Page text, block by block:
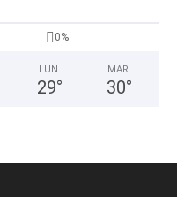
0%
LUN
29°
MAR
30°